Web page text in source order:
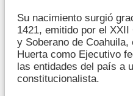
Su nacimiento surgió
1421, emitido por el
y Soberano de
Huerta como Ejecutivo
las entidades del país a
constitucionalista.